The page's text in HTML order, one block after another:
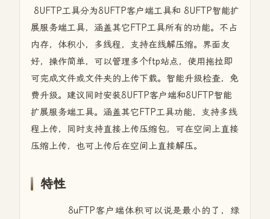
8UFTP工具分为8UFTP客户端工具和 8UFTP智能扩
展服务端工具，涵盖其它FTP工具所有的功能。不占
内存，体积小，多线程，支持在线解压缩。界面友
好，操作简单，可以管理多个ftp站点，使用拖拉即
可完成文件或文件夹的上传下载。智能升级检查，免
费升级。建议同时安装8UFTP客户端和8UFTP智能
扩展服务端工具。 涵盖其它FTP工具功能，支持多线
程上传，同时支持直接上传压缩包，可在空间上直接
压缩上传，也可上传后在空间上直接解压。
特性
8uFTP客户端体积可以说是最小的了，绿